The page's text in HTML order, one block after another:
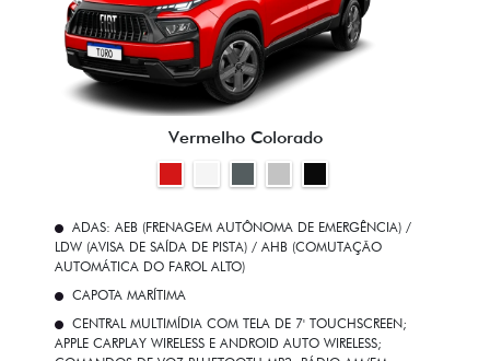
Vermelho Colorado
ADAS: AEB (FRENAGEM AUTÔNOMA DE EMERGÊNCIA) /
LDW (AVISA DE SAÍDA DE PISTA) / AHB (COMUTAÇÃO
AUTOMÁTICA DO FAROL ALTO)
CAPOTA MARÍTIMA
CENTRAL MULTIMÍDIA COM TELA DE 7' TOUCHSCREEN;
APPLE CARPLAY WIRELESS E ANDROID AUTO WIRELESS;